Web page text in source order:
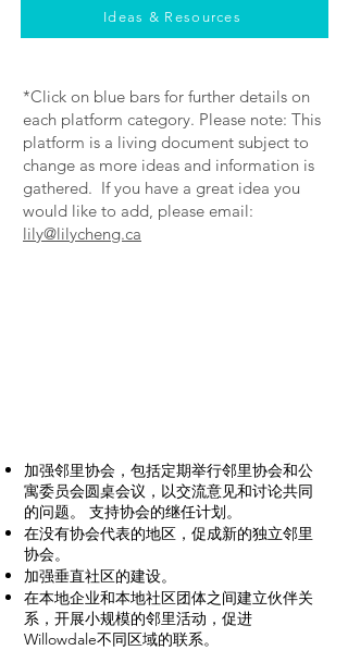
Ideas & Resources
*Click on blue bars for further details on
each platform category. Please note: This
platform is a living document subject to
change as more ideas and information is
gathered. If you have a great idea you
would like to add, please email:
lily@lilycheng.ca
一个为你工作的
市议员办公室
建立更紧密联结的社区
加强邻里协会，包括定期举行邻里协会和公
寓委员会圆桌会议，以交流意见和讨论共同
的问题。 支持协会的继任计划。
在没有协会代表的地区，促成新的独立邻里
协会。
加强垂直社区的建设。
在本地企业和本地社区团体之间建立伙伴关
系，开展小规模的邻里活动，促进
Willowdale不同区域的联系。